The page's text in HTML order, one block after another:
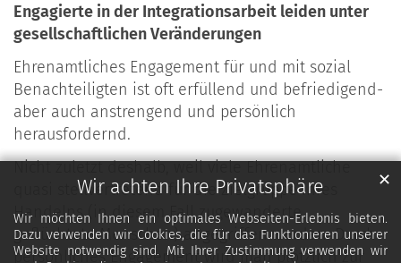
Wir achten Ihre Privatsphäre
Wir möchten Ihnen ein optimales Webseiten-Erlebnis bieten.
Dazu verwenden wir Cookies, die für das Funktionieren unserer
Website notwendig sind. Mit Ihrer Zustimmung verwenden wir
✕
Engagierte in der Integrationsarbeit leiden unter
gesellschaftlichen Veränderungen
Ehrenamtliches Engagement für und mit sozial
Benachteiligten ist oft erfüllend und befriedigend-
aber auch anstrengend und persönlich
herausfordernd.
Nicht zuletzt deshalb, weil viele Ehrenamtliche
quasi stellvertretend für die Zielgruppe ihres
Handelns (in diesem Fall zugewanderte,
geflüchtete Menschen) angegriffen werden. Durch
persönliches Engagement wird man plötzlich zur